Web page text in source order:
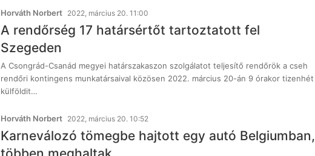
Horváth Norbert 2022, március 20. 11:00
A rendőrség 17 határsértőt tartoztatott fel
Szegeden
A Csongrád-Csanád megyei határszakaszon szolgálatot teljesítő rendőrök a cseh
rendőri kontingens munkatársaival közösen 2022. március 20-án 9 órakor tizenhét
külföldit…
Horváth Norbert 2022, március 20. 10:52
Karneválozó tömegbe hajtott egy autó Belgiumban,